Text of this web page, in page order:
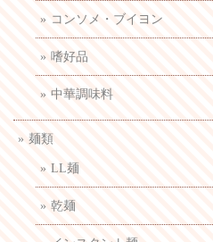
コンソメ・ブイヨン
嗜好品
中華調味料
麺類
LL麺
乾麺